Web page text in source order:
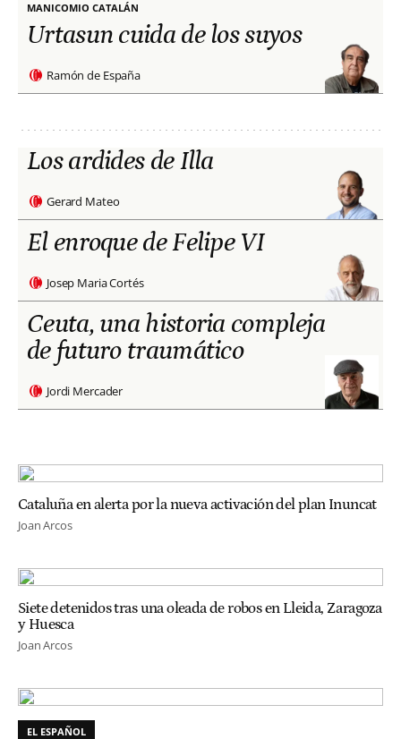
MANICOMIO CATALÁN
Urtasun cuida de los suyos
Ramón de España
Los ardides de Illa
Gerard Mateo
El enroque de Felipe VI
Josep Maria Cortés
Ceuta, una historia compleja
de futuro traumático
Jordi Mercader
Cataluña en alerta por la nueva activación del plan Inuncat
Joan Arcos
Siete detenidos tras una oleada de robos en Lleida, Zaragoza
y Huesca
Joan Arcos
EL ESPAÑOL